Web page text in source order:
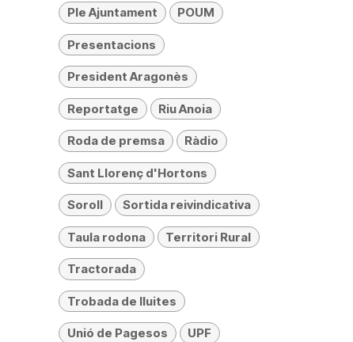
Ple Ajuntament POUM
Presentacions
President Aragonès
Reportatge Riu Anoia
Roda de premsa Ràdio
Sant Llorenç d'Hortons
Soroll Sortida reivindicativa
Taula rodona Territori Rural
Tractorada
Trobada de lluites
Unió de Pagesos UPF